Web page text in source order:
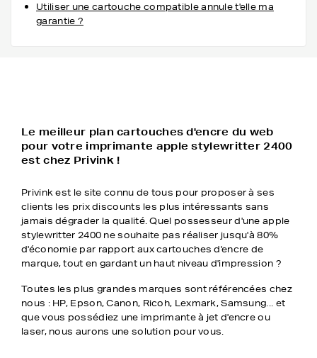
Utiliser une cartouche compatible annule t'elle ma
garantie ?
Le meilleur plan cartouches d'encre du web
pour votre imprimante apple stylewritter 2400
est chez Privink !
Privink est le site connu de tous pour proposer à ses
clients les prix discounts les plus intéressants sans
jamais dégrader la qualité. Quel possesseur d'une apple
stylewritter 2400 ne souhaite pas réaliser jusqu'à 80%
d'économie par rapport aux cartouches d'encre de
marque, tout en gardant un haut niveau d'impression ?
Toutes les plus grandes marques sont référencées chez
nous : HP, Epson, Canon, Ricoh, Lexmark, Samsung... et
que vous possédiez une imprimante à jet d'encre ou
laser, nous aurons une solution pour vous.